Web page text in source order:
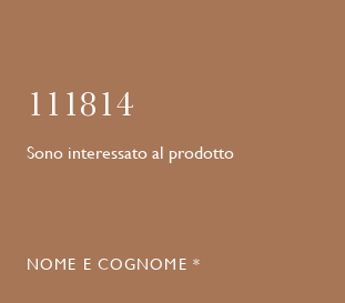
111814
Sono interessato al prodotto
NOME E COGNOME *